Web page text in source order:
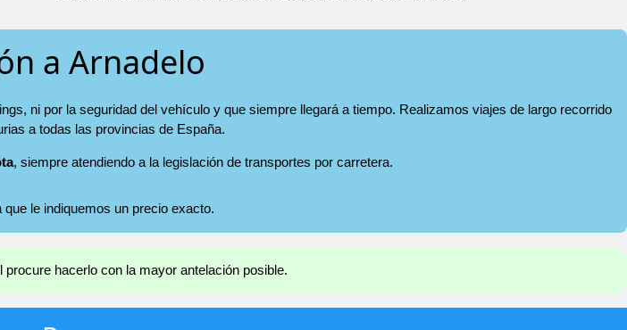
a Arnadelo
ni por la seguridad del vehículo y que siempre llegará a tiempo. Realizamos viajes de largo recorrido
a todas las provincias de España.
, siempre atendiendo a la legislación de transportes por carretera.
le indiquemos un precio exacto.
hacerlo con la mayor antelación posible.